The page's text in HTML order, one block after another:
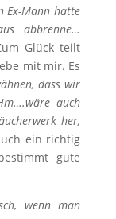
Ex-Mann hatte
abbrenne…
Glück teilt
mit mir. Es
dass wir
auch
her,
ein richtig
gute
wenn man